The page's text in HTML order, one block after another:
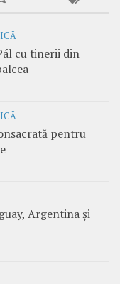
cu tinerii din
pentru
Argentina și